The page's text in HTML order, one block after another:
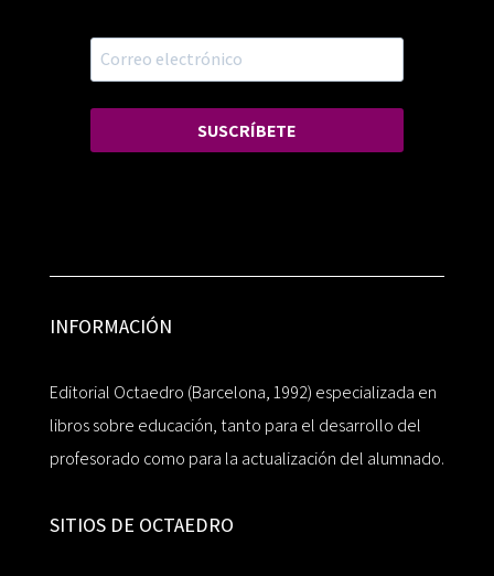
SUSCRÍBETE
INFORMACIÓN
Editorial Octaedro (Barcelona, 1992) especializada en
libros sobre educación, tanto para el desarrollo del
profesorado como para la actualización del alumnado.
SITIOS DE OCTAEDRO